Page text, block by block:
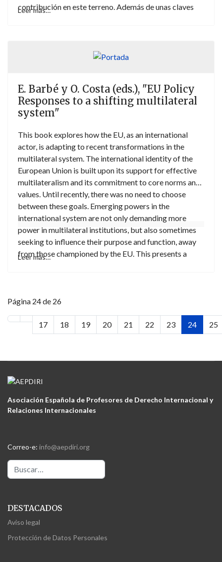
contribución en este terreno. Además de unas claves
así como una referencia a las transformaciones
inevitable que lo que ocurre en los países islámicos nos
afecte aquí también. La experiencia de los coautores en
este ámbito aporta a la obra rigor y calidad científica,
como la que se aborda.
Leer más…
E. Barbé y O. Costa (eds.), "EU Policy
Responses to a shifting multilateral
system"
This book explores how the EU, as an international
actor, is adapting to recent transformations in the
multilateral system. The international identity of the
European Union is built upon its support for effective
multilateralism and its commitment to core norms and
values. Until recently, there was no need to choose
between these goals. Emerging powers in the
international system are not only demanding more
power in multilateral institutions, but also sometimes
seeking to influence their purpose and function, away
from those championed by the EU. This presents a
position in order to uphold values. Using a common
analytical framework, the chapters include case studies
on important multilateral institutions such as the
United Nations Security Council, the International
International Criminal Court, as well as key policy areas
proliferation, and human rights.
Leer más…
Página 24 de 26
17 18 19 20 21 22 23 24 25
Asociación Española de Profesores de Derecho Internacional y
Relaciones Internacionales
Correo-e: info@aepdiri.org
Buscar
DESTACADOS
Aviso legal
Protección de Datos Personales